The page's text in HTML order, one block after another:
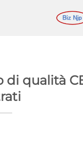
qualità